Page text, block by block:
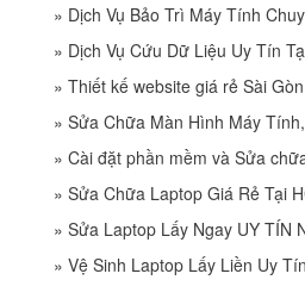
» Dịch Vụ Bảo Trì Máy Tính
» Dịch Vụ Cứu Dữ Liệu Uy Tín
» Thiết kế website giá rẻ Sài Gòn
» Sửa Chữa Màn Hình Máy
» Cài đặt phần mềm và Sửa
» Sửa Chữa Laptop Giá Rẻ Tại
» Sửa Laptop Lấy Ngay UY TÍN
» Vệ Sinh Laptop Lấy Liền Uy